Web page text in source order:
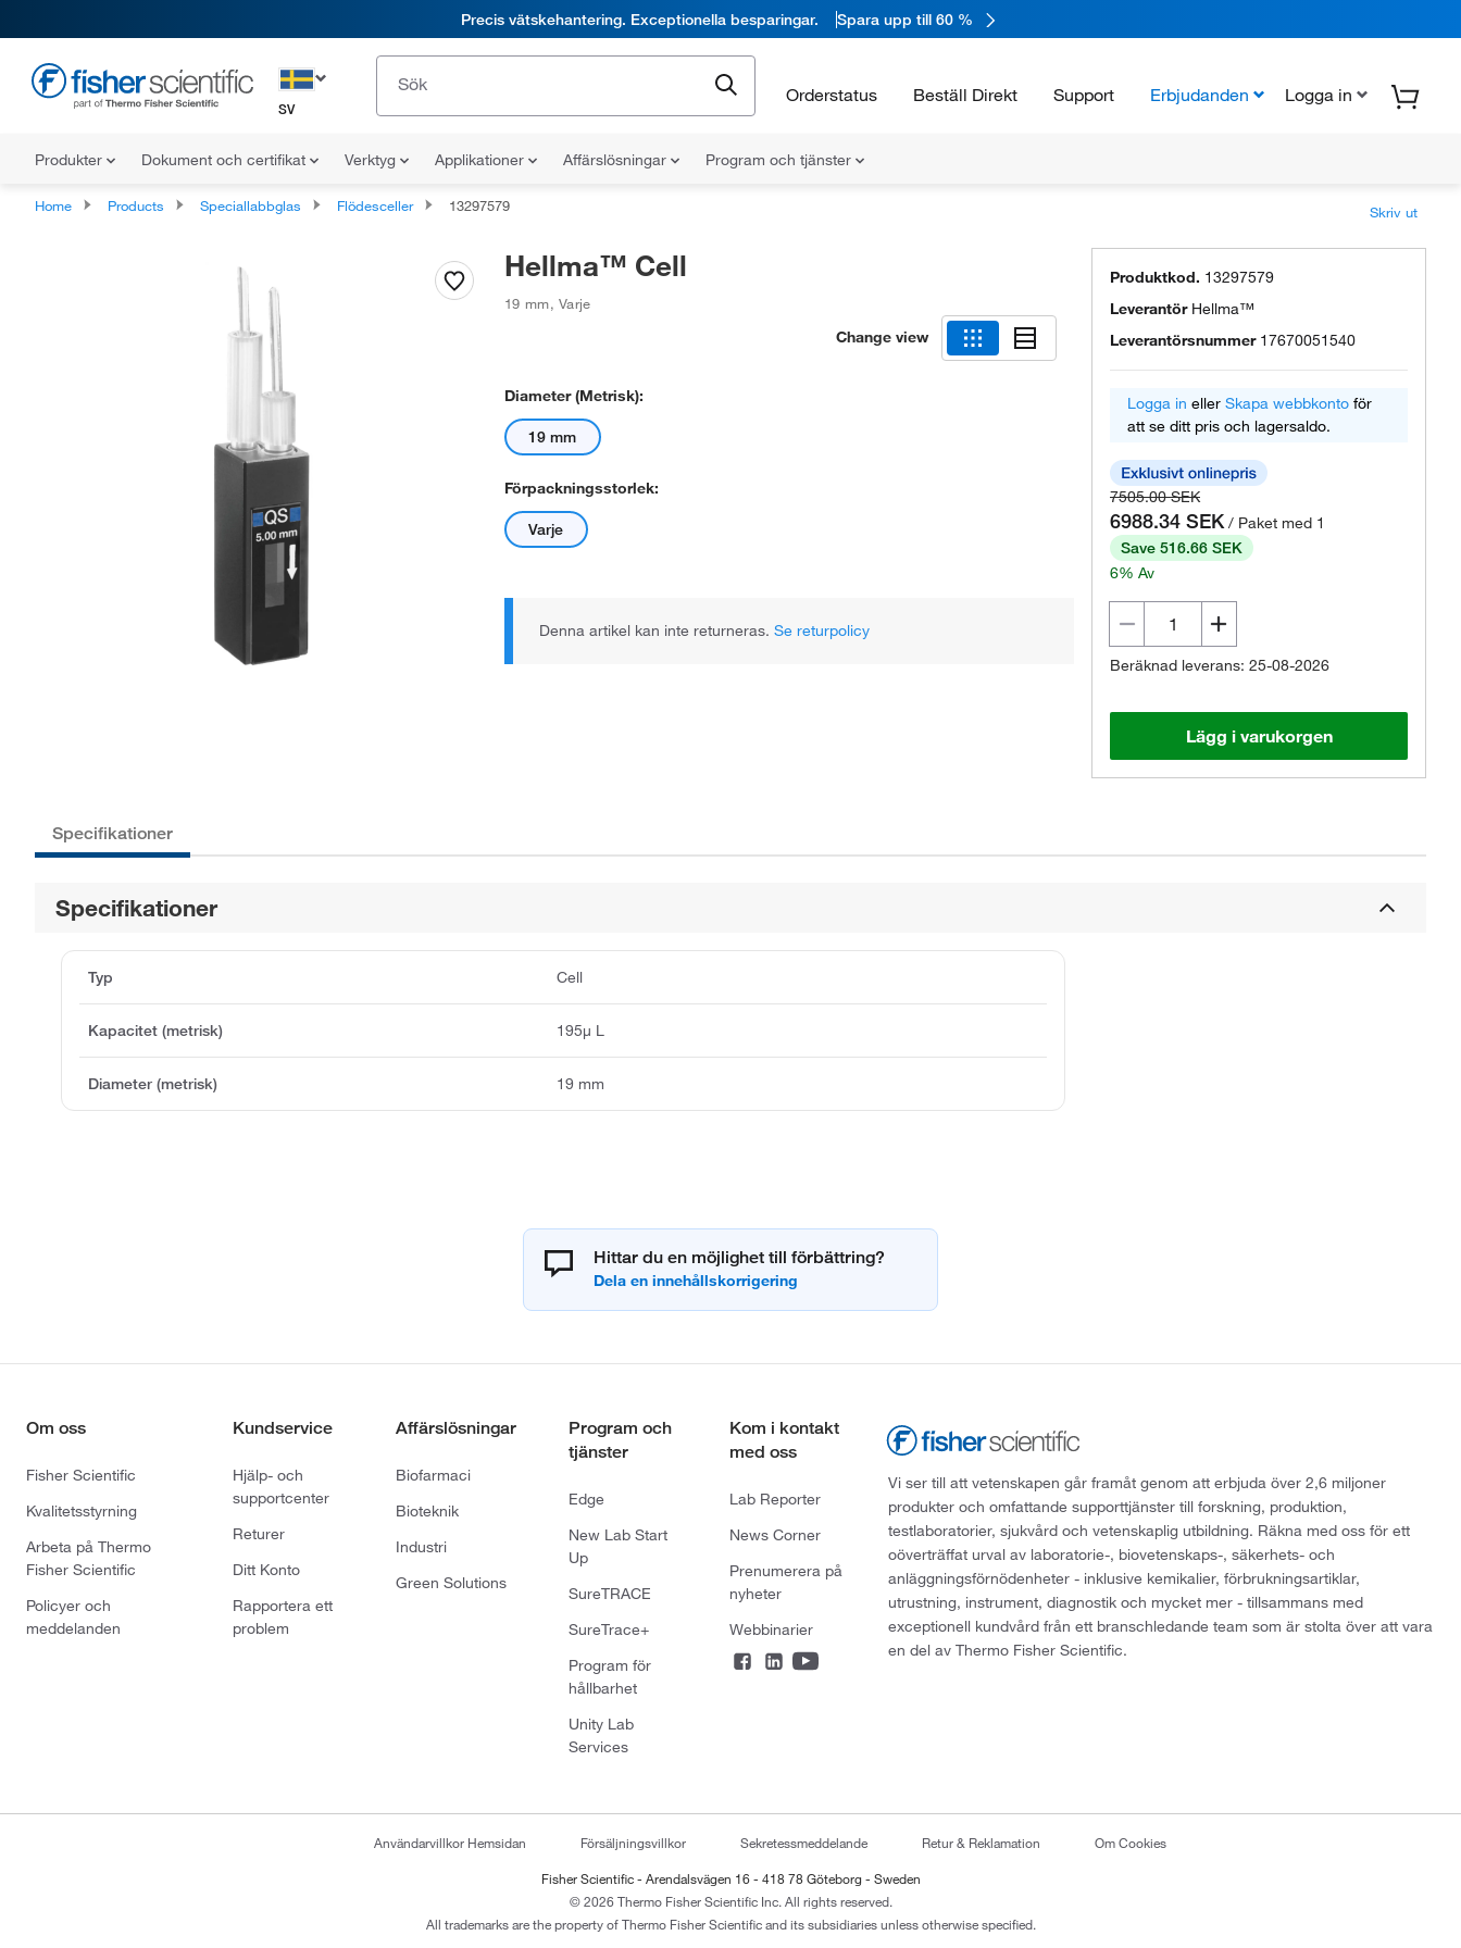
Precis vätskehantering. Exceptionella besparingar. Spara upp till 60 %
SV
Orderstatus Beställ Direkt Support Erbjudanden Logga in
Produkter Dokument och certifikat Verktyg Applikationer Affärslösningar Program och tjänster
Home Products Speciallabbglas Flödesceller 13297579 Skriv ut
Hellma™ Cell
19 mm,Varje
Change view
Diameter (metrisk):
19 mm
Förpackningsstorlek:
Varje
Denna artikel kan inte returneras. Se returpolicy
Produktkod. 13297579
Leverantör Hellma™
Leverantörsnummer 17670051540
Logga in eller Skapa webbkonto för
att se ditt pris och lagersaldo.
7505.00 SEK
6988.34 SEK / Paket med 1
Save 516.66 SEK
6% Av
Beräknad leverans: 25-08-2026
Lägg i varukorgen
Specifikationer
Specifikationer
Typ Cell
Kapacitet (metrisk) 195μ L
Diameter (metrisk) 19 mm
Hittar du en möjlighet till förbättring?
Om oss
Fisher Scientific
Kvalitetsstyrning
Arbeta på Thermo
Fisher Scientific
Policyer och
meddelanden
Kundservice
Hjälp- och
supportcenter
Returer
Ditt Konto
Rapportera ett
problem
Affärslösningar
Biofarmaci
Bioteknik
Industri
Green Solutions
Program och
tjänster
Edge
New Lab Start
Up
SureTRACE
SureTrace+
Program för
hållbarhet
Unity Lab
Services
Kom i kontakt
med oss
Lab Reporter
News Corner
Prenumerera på
nyheter
Webbinarier
Vi ser till att vetenskapen går framåt genom att erbjuda över 2,6 miljoner
produkter och omfattande supporttjänster till forskning, produktion,
testlaboratorier, sjukvård och vetenskaplig utbildning. Räkna med oss för ett
oöverträffat urval av laboratorie-, biovetenskaps-, säkerhets- och
anläggningsförnödenheter - inklusive kemikalier, förbrukningsartiklar,
utrustning, instrument, diagnostik och mycket mer - tillsammans med
exceptionell kundvård från ett branschledande team som är stolta över att vara
en del av Thermo Fisher Scientific.
Användarvillkor Hemsidan Försäljningsvillkor Sekretessmeddelande Retur & Reklamation Om Cookies
Fisher Scientific - Arendalsvägen 16 - 418 78 Göteborg - Sweden
© 2026 Thermo Fisher Scientific Inc. All rights reserved.
All trademarks are the property of Thermo Fisher Scientific and its subsidiaries unless otherwise specified.